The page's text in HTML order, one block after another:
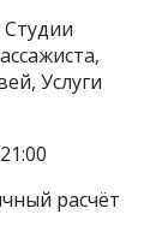
Услуги
расчёт